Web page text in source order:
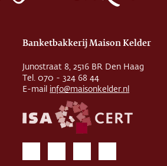
Banketbakkerij Maison Kelder
Junostraat 8, 2516 BR Den Haag
Tel. 070 - 324 68 44
E-mail info@maisonkelder.nl